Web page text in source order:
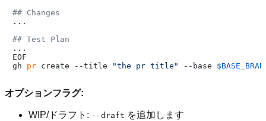
## Changes
...
## Test Plan
...
EOF
gh pr create --title "the pr title" --base
オプションフラグ:
WIP/ドラフト: --draft を追加します